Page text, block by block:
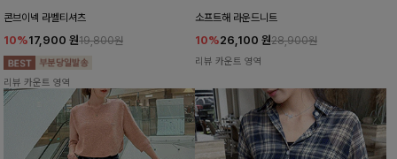
콘브이넥 라벨티셔츠
10%17,900 원19,800원
리뷰 카운트 영역
소프트해 라운드니트
10%26,100 원28,900원
리뷰 카운트 영역